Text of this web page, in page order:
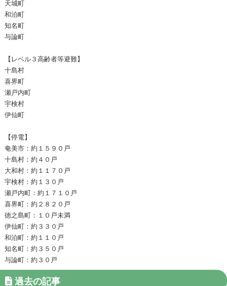
天城町
和泊町
知名町
与論町
【レベル３高齢者等避難】
十島村
喜界町
瀬戸内町
宇検村
伊仙町
【停電】
奄美市：約１５９０戸
十島村：約４０戸
大和村：約１１７０戸
宇検村：約１３０戸
瀬戸内町：約１７１０戸
喜界町：約２８２０戸
徳之島町：１０戸未満
伊仙町：約３３０戸
和泊町：約１１０戸
知名町：約３５０戸
与論町：約３０戸
過去の記事